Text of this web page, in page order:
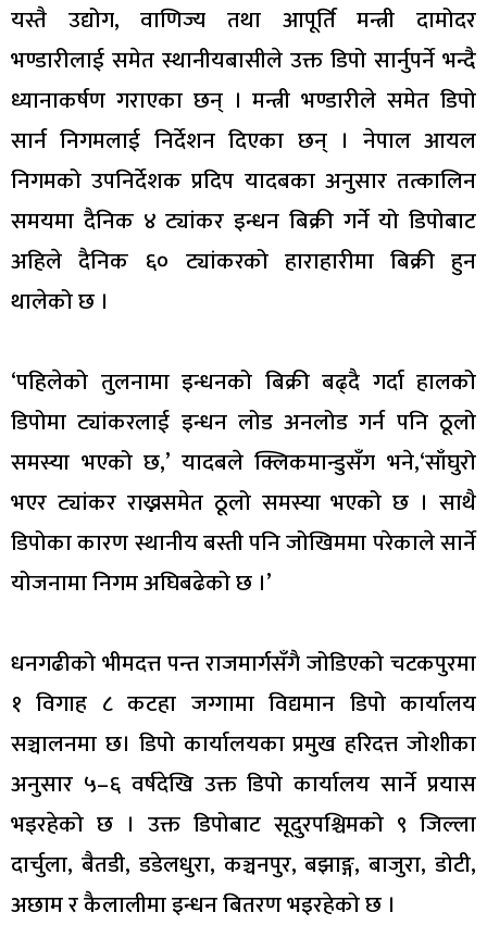
यस्तै उद्योग, वाणिज्य तथा आपूर्ति मन्त्री दामोदर
भण्डारीलाई समेत स्थानीयबासीले उक्त डिपो सार्नुपर्ने भन्दै
ध्यानाकर्षण गराएका छन् । मन्त्री भण्डारीले समेत डिपो
सार्न निगमलाई निर्देशन दिएका छन् । नेपाल आयल
निगमको उपनिर्देशक प्रदिप यादबका अनुसार तत्कालिन
समयमा दैनिक ४ ट्यांकर इन्धन बिक्री गर्ने यो डिपोबाट
अहिले दैनिक ६० ट्यांकरको हाराहारीमा बिक्री हुन
थालेको छ ।
‘पहिलेको तुलनामा इन्धनको बिक्री बढ्दै गर्दा हालको
डिपोमा ट्यांकरलाई इन्धन लोड अनलोड गर्न पनि ठूलो
समस्या भएको छ,’ यादबले क्लिकमान्डुसँग भने,‘साँघुरो
भएर ट्यांकर राख्नसमेत ठूलो समस्या भएको छ । साथै
डिपोका कारण स्थानीय बस्ती पनि जोखिममा परेकाले सार्ने
योजनामा निगम अघिबढेको छ ।’
धनगढीको भीमदत्त पन्त राजमार्गसँगै जोडिएको चटकपुरमा
१ विगाह ८ कटहा जग्गामा विद्यमान डिपो कार्यालय
सञ्चालनमा छ। डिपो कार्यालयका प्रमुख हरिदत्त जोशीका
अनुसार ५–६ वर्षदेखि उक्त डिपो कार्यालय सार्ने प्रयास
भइरहेको छ । उक्त डिपोबाट सूदुरपश्चिमको ९ जिल्ला
दार्चुला, बैतडी, डडेलधुरा, कञ्चनपुर, बझाङ्ग, बाजुरा, डोटी,
अछाम र कैलालीमा इन्धन बितरण भइरहेको छ ।